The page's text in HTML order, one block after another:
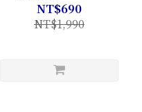
NT$690
NT$1,990